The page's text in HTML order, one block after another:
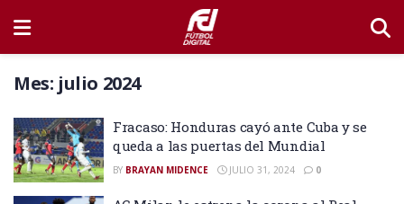
Mes: julio 2024
Fracaso: Honduras cayó ante Cuba y se
queda a las puertas del Mundial
BY BRAYAN MIDENCE JULIO 31, 2024 0